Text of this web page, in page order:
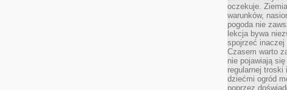
oczekuje.
warunków,
pogoda nie
lekcja bywa
spojrzeć
Czasem warto
nie pojawiają
regularnej troski
dziećmi ogród
poprzez